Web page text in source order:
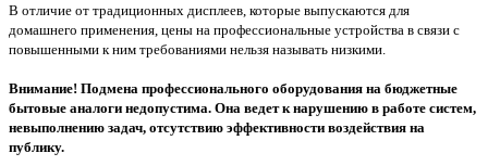
В отличие от традиционных дисплеев, которые выпускаются для
домашнего применения, цены на профессиональные устройства в связи с
повышенными к ним требованиями нельзя называть низкими.
Внимание! Подмена профессионального оборудования на бюджетные
бытовые аналоги недопустима. Она ведет к нарушению в работе систем,
невыполнению задач, отсутствию эффективности воздействия на
публику.